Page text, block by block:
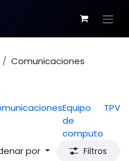
Comunicaciones
Equipo
de
computo
TPV
por Filtros